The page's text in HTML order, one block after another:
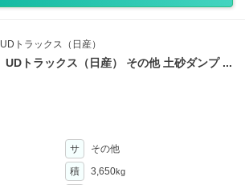
UDトラックス（日産）
UDトラックス（日産） その他 土砂ダンプ ...
サ
その他
積 3,650kg